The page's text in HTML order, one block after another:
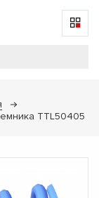
TTL50405